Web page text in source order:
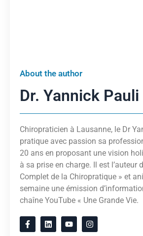
About the author
Dr. Yannick Pauli
Chiropraticien à Lausanne, le Dr
pratique avec passion sa
20 ans en proposant une vision
à sa prise en charge. Il est l’auteur
Complet de la Chiropratique » et
semaine une émission
chaîne YouTube « Une Grande Vie.